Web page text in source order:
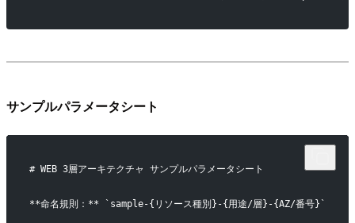
サンプルパラメータシート
# WEB 3層アーキテクチャ サンプルパラメータシート
**命名規則：** `sample-{リソース種別}-{用途/層}-{AZ/番号}`